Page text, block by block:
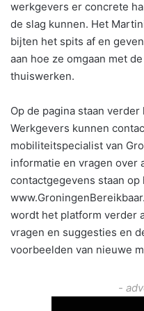
werkgevers er concrete
de slag kunnen. Het
bijten het spits af en
aan hoe ze omgaan met
thuiswerken.
Op de pagina staan
Werkgevers kunnen
mobiliteitspecialist van
informatie en vragen over
contactgegevens staan op
wordt het platform verder
vragen en suggesties en
voorbeelden van nieuwe
-